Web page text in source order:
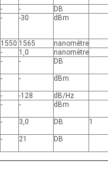
- -
DB
- -30 dBm
1550 1565
nanomètre
- 1,0
nanomètre
- - DB
- - dBm
- -128
dB/Hz
- - dBm
- 3,0 DB 1
- 21 DB